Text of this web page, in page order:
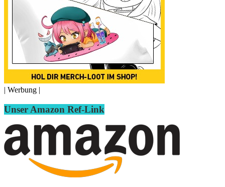
| Werbung |
Unser Amazon Ref-Link